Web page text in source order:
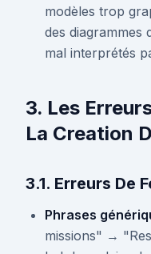
modèles trop
des diagrammes
mal interprétés
3. Les
La Creation
3.1. Erreurs De
Phrases
missions" →